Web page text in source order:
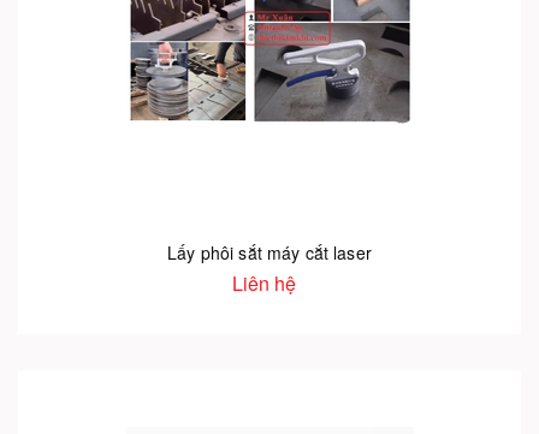
Lấy phôi sắt máy cắt laser
Liên hệ